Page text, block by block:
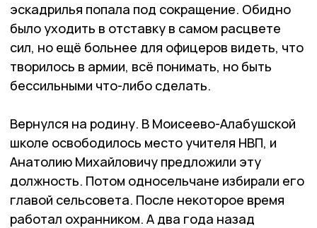
эскадрилья попала под сокращение. Обидно
было уходить в отставку в самом расцвете
сил, но ещё больнее для офицеров видеть, что
творилось в армии, всё понимать, но быть
бессильными что-либо сделать.
Вернулся на родину. В Моисеево-Алабушской
школе освободилось место учителя НВП, и
Анатолию Михайловичу предложили эту
должность. Потом односельчане избирали его
главой сельсовета. После некоторое время
работал охранником. А два года назад